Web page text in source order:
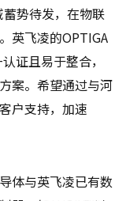
势待发，在物联
英飞凌的OPTIGA
证且易于整合，
案。希望通过与河
户支持，加速
体与英飞凌已有数